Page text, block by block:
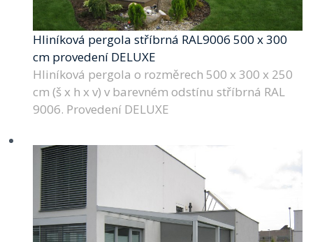
Hliníková pergola stříbrná RAL9006 500 x 300
cm provedení DELUXE
Hliníková pergola o rozměrech 500 x 300 x 250
cm (š x h x v) v barevném odstínu stříbrná RAL
9006. Provedení DELUXE